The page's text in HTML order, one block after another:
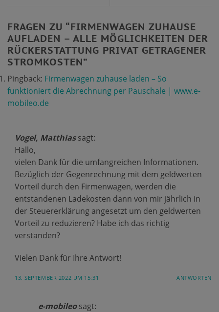
FRAGEN ZU “FIRMENWAGEN ZUHAUSE
AUFLADEN – ALLE MÖGLICHKEITEN DER
RÜCKERSTATTUNG PRIVAT GETRAGENER
STROMKOSTEN”
Pingback: Firmenwagen zuhause laden – So
funktioniert die Abrechnung per Pauschale | www.e-
mobileo.de
Vogel, Matthias sagt:
Hallo,
vielen Dank für die umfangreichen Informationen.
Bezüglich der Gegenrechnung mit dem geldwerten
Vorteil durch den Firmenwagen, werden die
entstandenen Ladekosten dann von mir jährlich in
der Steuererklärung angesetzt um den geldwerten
Vorteil zu reduzieren? Habe ich das richtig
verstanden?
Vielen Dank für Ihre Antwort!
13. SEPTEMBER 2022 UM 15:31 ANTWORTEN
e-mobileo sagt: